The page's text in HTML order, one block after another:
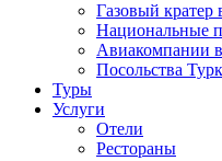
Газовый кратер
Национальные
Авиакомпании
Посольства
Туры
Услуги
Отели
Рестораны